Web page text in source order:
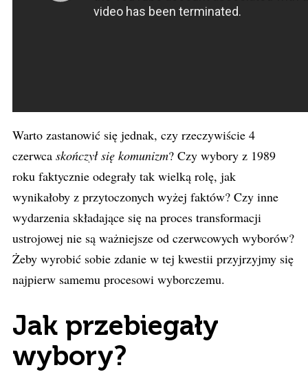
Warto zastanowić się jednak, czy rzeczywiście 4
czerwca skończył się komunizm? Czy wybory z 1989
roku faktycznie odegrały tak wielką rolę, jak
wynikałoby z przytoczonych wyżej faktów? Czy inne
wydarzenia składające się na proces transformacji
ustrojowej nie są ważniejsze od czerwcowych wyborów?
Żeby wyrobić sobie zdanie w tej kwestii przyjrzyjmy się
najpierw samemu procesowi wyborczemu.
Jak przebiegały
wybory?